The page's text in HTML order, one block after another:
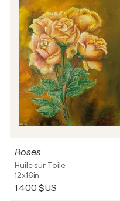
Roses
Huile sur Toile
12x16in
1 400 $US